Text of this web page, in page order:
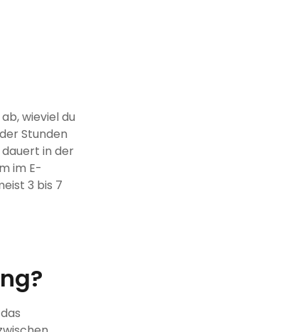
wieviel du
Stunden
in der
im E-
3 bis 7